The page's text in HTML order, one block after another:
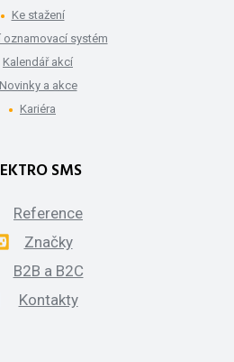
Ke stažení
oznamovací systém
Kalendář akcí
Novinky a akce
Kariéra
SMS
Reference
Značky
B2B a B2C
Kontakty